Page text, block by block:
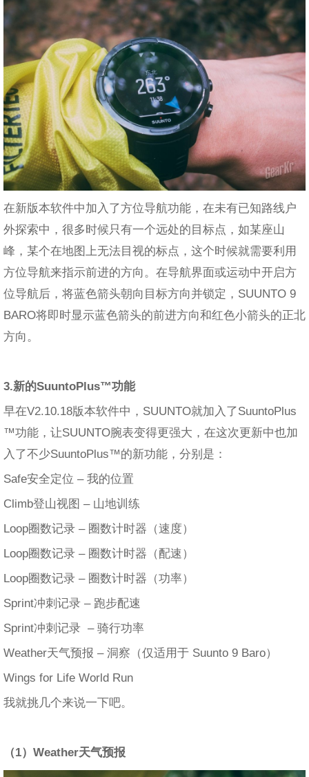
在新版本软件中加入了方位导航功能，在未有已知路线户
外探索中，很多时候只有一个远处的目标点，如某座山
峰，某个在地图上无法目视的标点，这个时候就需要利用
方位导航来指示前进的方向。在导航界面或运动中开启方
位导航后，将蓝色箭头朝向目标方向并锁定，SUUNTO 9
BARO将即时显示蓝色箭头的前进方向和红色小箭头的正北
方向。
3.新的SuuntoPlus™功能
早在V2.10.18版本软件中，SUUNTO就加入了SuuntoPlus
™功能，让SUUNTO腕表变得更强大，在这次更新中也加
入了不少SuuntoPlus™的新功能，分别是：
Safe安全定位 – 我的位置
Climb登山视图 – 山地训练
Loop圈数记录 – 圈数计时器（速度）
Loop圈数记录 – 圈数计时器（配速）
Loop圈数记录 – 圈数计时器（功率）
Sprint冲刺记录 – 跑步配速
Sprint冲刺记录​ – 骑行功率
Weather天气预报 – 洞察（仅适用于 Suunto 9 Baro）
Wings for Life World Run
我就挑几个来说一下吧。
（1）Weather天气预报